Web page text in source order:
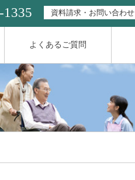
よくあるご質問
1335 資料請求・お問い合わせ